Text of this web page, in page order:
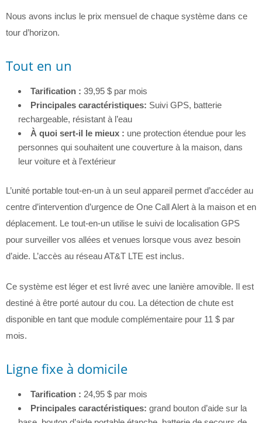
Nous avons inclus le prix mensuel de chaque système dans ce
tour d’horizon.
Tout en un
Tarification : 39,95 $ par mois
Principales caractéristiques: Suivi GPS, batterie
rechargeable, résistant à l’eau
À quoi sert-il le mieux : une protection étendue pour les
personnes qui souhaitent une couverture à la maison, dans
leur voiture et à l’extérieur
L’unité portable tout-en-un à un seul appareil permet d’accéder au
centre d’intervention d’urgence de One Call Alert à la maison et en
déplacement. Le tout-en-un utilise le suivi de localisation GPS
pour surveiller vos allées et venues lorsque vous avez besoin
d’aide. L’accès au réseau AT&T LTE est inclus.
Ce système est léger et est livré avec une lanière amovible. Il est
destiné à être porté autour du cou. La détection de chute est
disponible en tant que module complémentaire pour 11 $ par
mois.
Ligne fixe à domicile
Tarification : 24,95 $ par mois
Principales caractéristiques: grand bouton d’aide sur la